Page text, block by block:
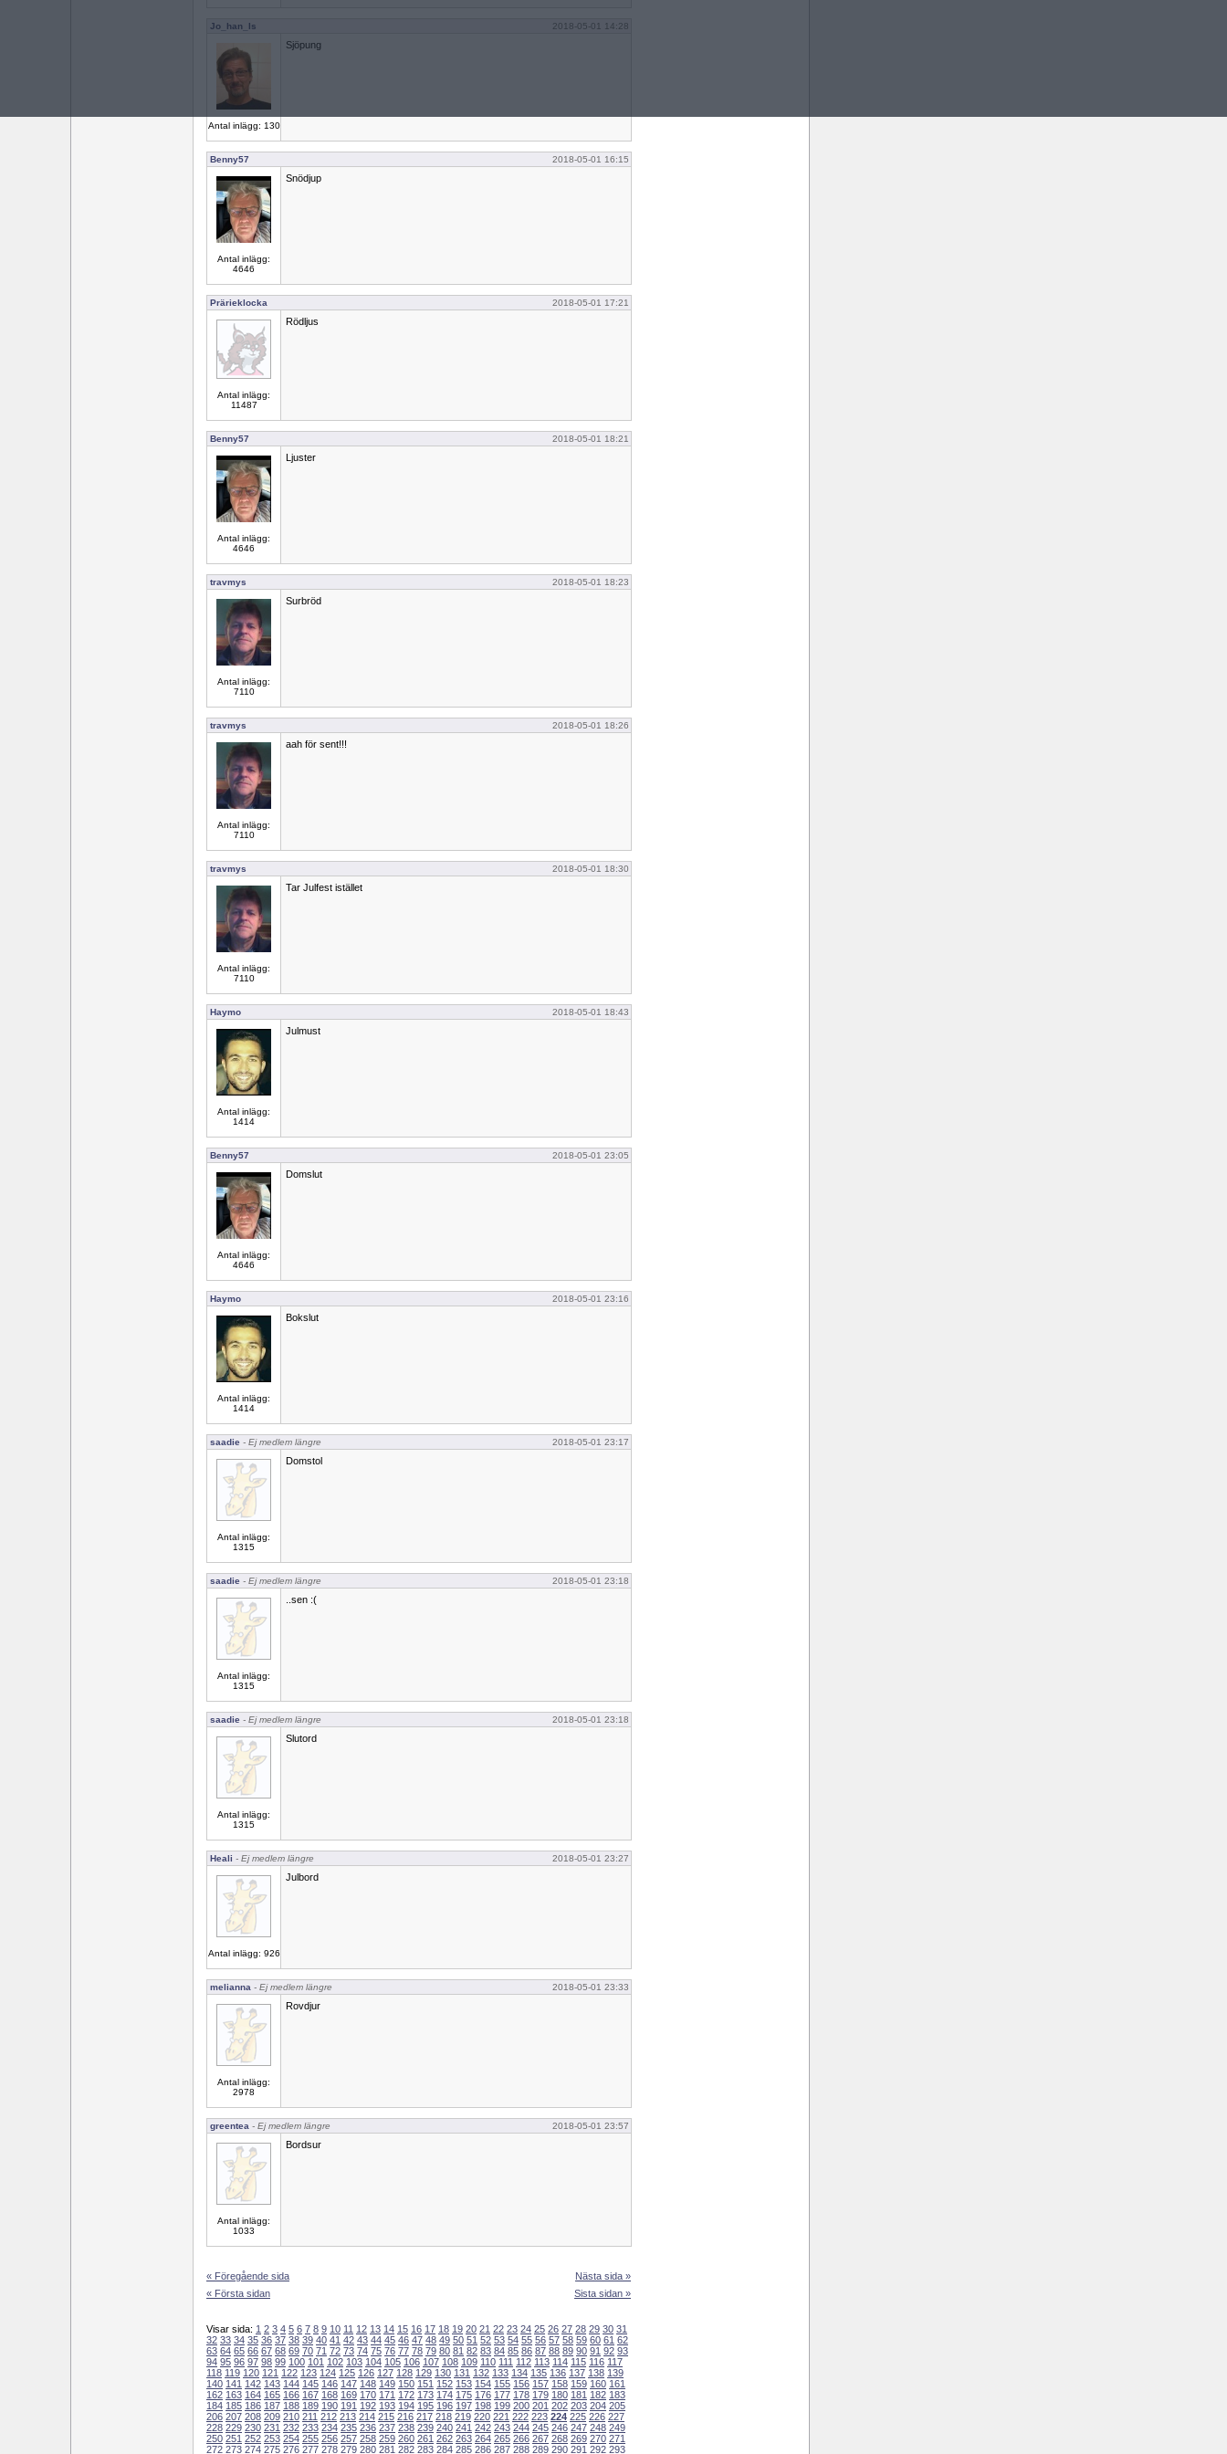
Jo_han_ls 2018-05-01 14:28
Antal inlägg: 130
Sjöpung
Benny57 2018-05-01 16:15
Antal inlägg:
4646
Snödjup
Prärieklocka 2018-05-01 17:21
Antal inlägg:
11487
Rödljus
Benny57 2018-05-01 18:21
Antal inlägg:
4646
Ljuster
travmys 2018-05-01 18:23
Antal inlägg:
7110
Surbröd
travmys 2018-05-01 18:26
Antal inlägg:
7110
aah för sent!!!
travmys 2018-05-01 18:30
Antal inlägg:
7110
Tar Julfest istället
Haymo 2018-05-01 18:43
Antal inlägg:
1414
Julmust
Benny57 2018-05-01 23:05
Antal inlägg:
4646
Domslut
Haymo 2018-05-01 23:16
Antal inlägg:
1414
Bokslut
saadie - Ej medlem längre 2018-05-01 23:17
Antal inlägg:
1315
Domstol
saadie - Ej medlem längre 2018-05-01 23:18
Antal inlägg:
1315
..sen :(
saadie - Ej medlem längre 2018-05-01 23:18
Antal inlägg:
1315
Slutord
Heali - Ej medlem längre 2018-05-01 23:27
Antal inlägg: 926
Julbord
melianna - Ej medlem längre 2018-05-01 23:33
Antal inlägg:
2978
Rovdjur
greentea - Ej medlem längre 2018-05-01 23:57
Antal inlägg:
1033
Bordsur
« Föregående sida
« Första sidan
Nästa sida »
Sista sidan »
Visar sida: 1 2 3 4 5 6 7 8 9 10 11 12 13 14 15 16 17 18 19 20 21 22 23 24 25 26 27 28 29 30 31
32 33 34 35 36 37 38 39 40 41 42 43 44 45 46 47 48 49 50 51 52 53 54 55 56 57 58 59 60 61 62
63 64 65 66 67 68 69 70 71 72 73 74 75 76 77 78 79 80 81 82 83 84 85 86 87 88 89 90 91 92 93
94 95 96 97 98 99 100 101 102 103 104 105 106 107 108 109 110 111 112 113 114 115 116 117
118 119 120 121 122 123 124 125 126 127 128 129 130 131 132 133 134 135 136 137 138 139
140 141 142 143 144 145 146 147 148 149 150 151 152 153 154 155 156 157 158 159 160 161
162 163 164 165 166 167 168 169 170 171 172 173 174 175 176 177 178 179 180 181 182 183
184 185 186 187 188 189 190 191 192 193 194 195 196 197 198 199 200 201 202 203 204 205
206 207 208 209 210 211 212 213 214 215 216 217 218 219 220 221 222 223 224 225 226 227
228 229 230 231 232 233 234 235 236 237 238 239 240 241 242 243 244 245 246 247 248 249
250 251 252 253 254 255 256 257 258 259 260 261 262 263 264 265 266 267 268 269 270 271
272 273 274 275 276 277 278 279 280 281 282 283 284 285 286 287 288 289 290 291 292 293